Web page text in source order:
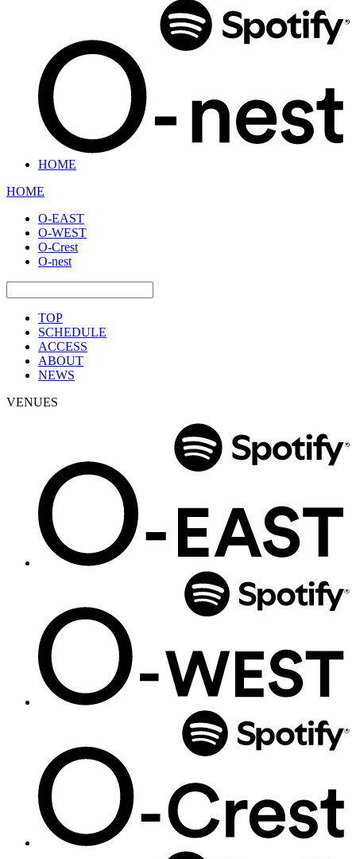
HOME
HOME
O-EAST
O-WEST
O-Crest
O-nest
TOP
SCHEDULE
ACCESS
ABOUT
NEWS
VENUES